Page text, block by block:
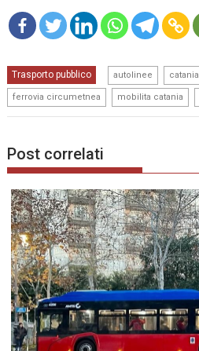
Trasporto pubblico autolinee catania
ferrovia circumetnea mobilita catania
Post correlati